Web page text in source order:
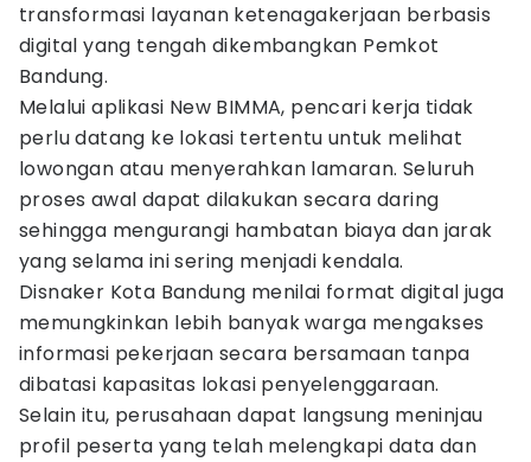
transformasi layanan ketenagakerjaan berbasis
digital yang tengah dikembangkan Pemkot
Bandung.
Melalui aplikasi New BIMMA, pencari kerja tidak
perlu datang ke lokasi tertentu untuk melihat
lowongan atau menyerahkan lamaran. Seluruh
proses awal dapat dilakukan secara daring
sehingga mengurangi hambatan biaya dan jarak
yang selama ini sering menjadi kendala.
Disnaker Kota Bandung menilai format digital juga
memungkinkan lebih banyak warga mengakses
informasi pekerjaan secara bersamaan tanpa
dibatasi kapasitas lokasi penyelenggaraan.
Selain itu, perusahaan dapat langsung meninjau
profil peserta yang telah melengkapi data dan